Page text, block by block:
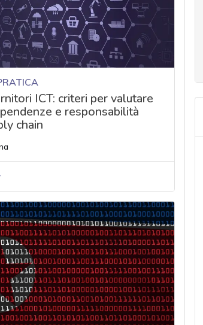
ICT: criteri per valutare
e responsabilità
chain